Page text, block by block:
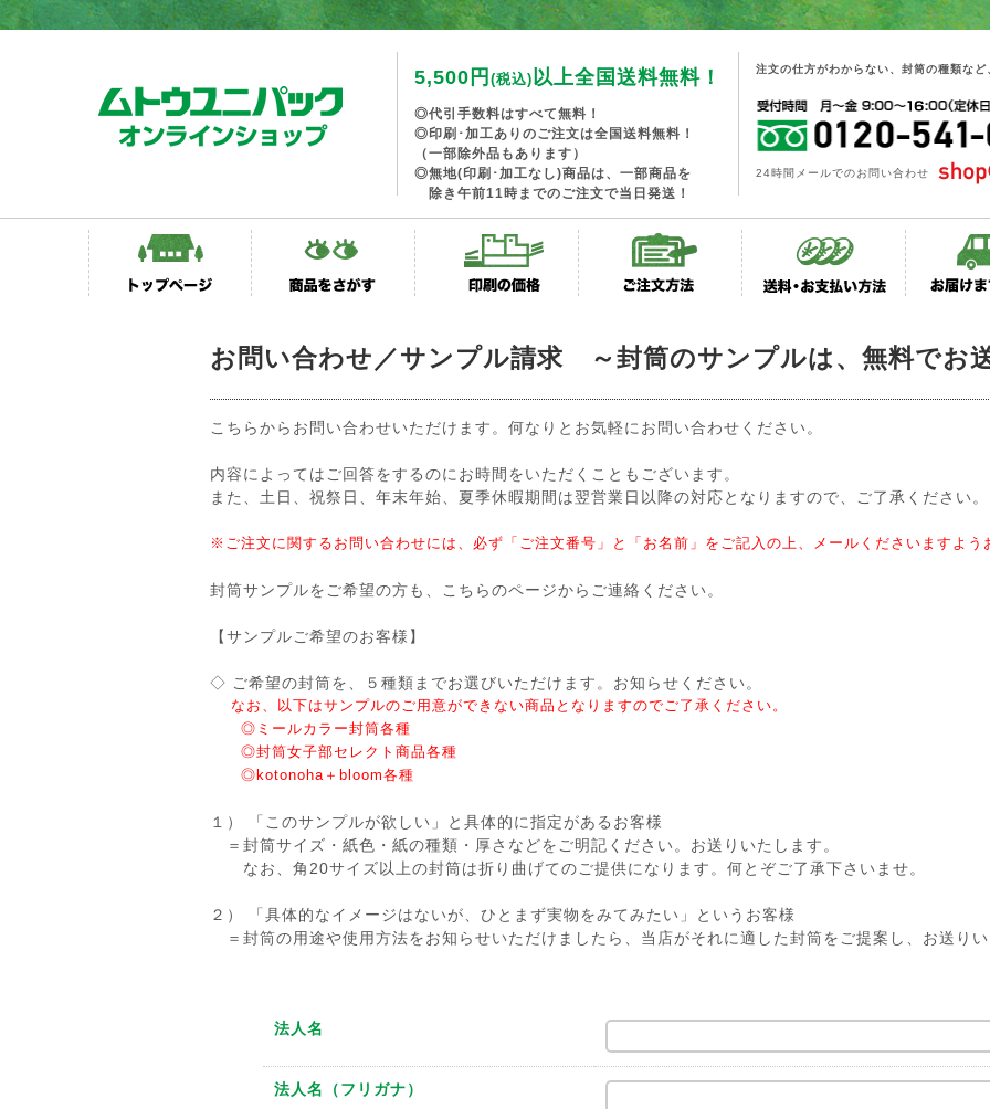
5,500円 (税込)以上全国送料無料！
◎代引手数料はすべて無料！
◎印刷･加工ありのご注文は全国送料無料！
（一部除外品もあります）
◎無地(印刷･加工なし)商品は、一部商品を
除き午前11時までのご注文で当日発送！
注文の仕方がわからない、封筒の種類な
24時間メールでのお問い合わせ
お問い合わせ／サンプル請求 ～封筒のサンプルは、無料でお
こちらからお問い合わせいただけます。何なりとお気軽にお問い合わせください。
内容によってはご回答をするのにお時間をいただくこともございます。
また、土日、祝祭日、年末年始、夏季休暇期間は翌営業日以降の対応となりますので、ご了承ください。
※ご注文に関するお問い合わせには、必ず「ご注文番号」と「お名前」をご記入の上、メールくださいますよう
封筒サンプルをご希望の方も、こちらのページからご連絡ください。
【サンプルご希望のお客様】
◇ ご希望の封筒を、５種類までお選びいただけます。お知らせください。
なお、以下はサンプルのご用意ができない商品となりますのでご了承ください。
◎ミールカラー封筒各種
◎封筒女子部セレクト商品各種
◎kotonoha＋bloom各種
１） 「このサンプルが欲しい」と具体的に指定があるお客様
＝封筒サイズ・紙色・紙の種類・厚さなどをご明記ください。お送りいたします。
なお、角20サイズ以上の封筒は折り曲げてのご提供になります。何とぞご了承下さいませ。
２） 「具体的なイメージはないが、ひとまず実物をみてみたい」というお客様
＝封筒の用途や使用方法をお知らせいただけましたら、当店がそれに適した封筒をご提案し、お送り
法人名
法人名（フリガナ）